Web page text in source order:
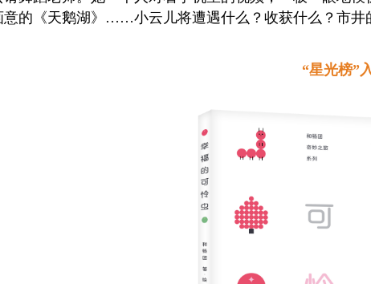
意的《天鹅湖》……小云儿将遭遇什么？收获什么？市
“星光榜”